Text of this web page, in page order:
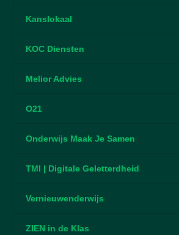
Kanslokaal
KOC Diensten
Melior Advies
O21
Onderwijs Maak Je Samen
TMI | Digitale Geletterdheid
Vernieuwenderwijs
ZIEN in de Klas